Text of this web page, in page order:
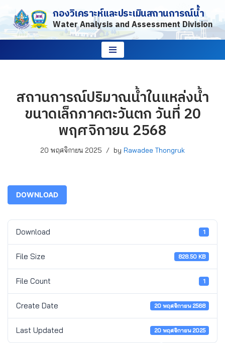
Skip
to
กองวิเคราะห์และประเมินสถานการณ์น้ำ
Water Analysis and Assessment Division
สถานการณ์ปริมาณน้ำในแหล่งน้ำ
ขนาดเล็กภาคตะวันตก วันที่ 20
พฤศจิกายน 2568
20 พฤศจิกายน 2025 by Rawadee Thongruk
DOWNLOAD
Download 1
File Size 828.50 KB
File Count 1
Create Date 20 พฤศจิกายน 2568
Last Updated 20 พฤศจิกายน 2025